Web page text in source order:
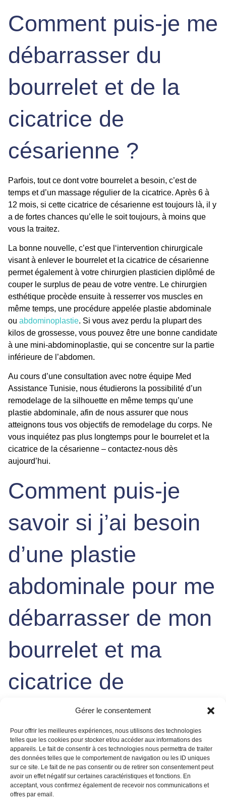
Gérer le consentement
Pour offrir les meilleures expériences, nous utilisons des technologies
telles que les cookies pour stocker et/ou accéder aux informations des
appareils. Le fait de consentir à ces technologies nous permettra de traiter
des données telles que le comportement de navigation ou les ID uniques
sur ce site. Le fait de ne pas consentir ou de retirer son consentement peut
avoir un effet négatif sur certaines caractéristiques et fonctions. En
acceptant, vous confirmez également de recevoir nos communications et
offres par email.
Comment puis-je me
débarrasser du
bourrelet et de la
cicatrice de
césarienne ?
Parfois, tout ce dont votre bourrelet a besoin, c’est de
temps et d’un massage régulier de la cicatrice. Après 6 à
12 mois, si cette cicatrice de césarienne est toujours là, il y
a de fortes chances qu’elle le soit toujours, à moins que
vous la traitez.
La bonne nouvelle, c’est que l ‘intervention chirurgicale
visant à enlever le bourrelet et la cicatrice de césarienne
permet également à votre chirurgien plasticien diplômé de
couper le surplus de peau de votre ventre. Le chirurgien
esthétique procède ensuite à resserrer vos muscles en
même temps, une procédure appelée plastie abdominale
ou abdominoplastie. Si vous avez perdu la plupart des
kilos de grossesse, vous pouvez être une bonne candidate
à une mini-abdominoplastie, qui se concentre sur la partie
inférieure de l’abdomen.
Au cours d’une consultation avec notre équipe Med
Assistance Tunisie, nous étudierons la possibilité d’un
remodelage de la silhouette en même temps qu’une
plastie abdominale, afin de nous assurer que nous
atteignons tous vos objectifs de remodelage du corps. Ne
vous inquiétez pas plus longtemps pour le bourrelet et la
cicatrice de la césarienne – contactez-nous dès
aujourd’hui.
Comment puis-je
savoir si j’ai besoin
d’une plastie
abdominale pour me
débarrasser de mon
bourrelet et ma
cicatrice de
césarienne?
Si votre bourrelet et cicatrice de césarienne est en excès et
vous cause de la frustration chaque fois que vous essayez
de porter une robe, un jean, un pantalon taille basse, un
bikini ou un débardeur, alors cela affecte votre vie
quotidienne. De nombreuses femmes s’entraînent autant